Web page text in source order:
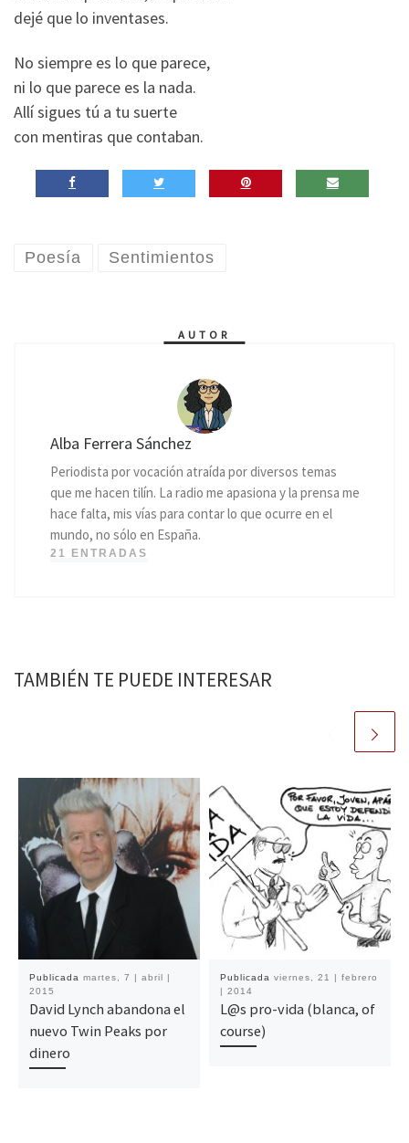
dejé que lo inventases.
No siempre es lo que parece,
ni lo que parece es la nada.
Allí sigues tú a tu suerte
con mentiras que contaban.
Poesía Sentimientos
AUTOR
Alba Ferrera Sánchez
Periodista por vocación atraída por diversos temas
que me hacen tilín. La radio me apasiona y la prensa me
hace falta, mis vías para contar lo que ocurre en el
mundo, no sólo en España.
21 ENTRADAS
TAMBIÉN TE PUEDE INTERESAR
Publicada martes, 7 | abril |
2015
David Lynch abandona el
nuevo Twin Peaks por
dinero
Publicada viernes, 21 | febrero
| 2014
L@s pro-vida (blanca, of
course)